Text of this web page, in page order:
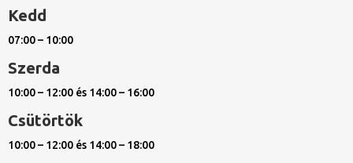
Kedd
07:00 – 10:00
Szerda
10:00 – 12:00 és 14:00 – 16:00
Csütörtök
10:00 – 12:00 és 14:00 – 18:00